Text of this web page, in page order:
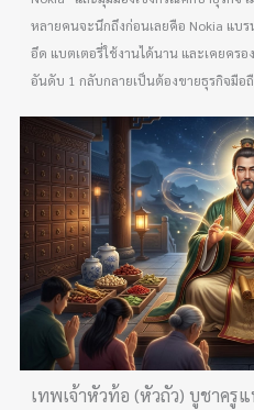
หลายคนจะนึกถึงก่อนเลยคือ Nokia แ
อึด แบตเตอรี่ใช้งานได้นาน และเคยคร
อันดับ 1 กลับกลายเป็นต้องขายธุรกิจมือ
เทพเจ้าหัวท้อ (หัวถัว) บูชาครู